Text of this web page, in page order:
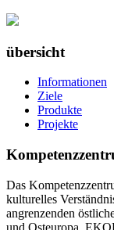
übersicht
Informationen
Ziele
Produkte
Projekte
Das
kulturelles
angrenzenden
und Osteuropa.